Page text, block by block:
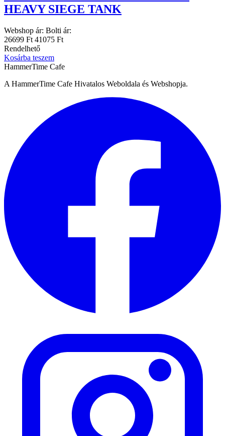
HEAVY SIEGE TANK
Webshop ár: Bolti ár:
26699 Ft 41075 Ft
Rendelhető
Kosárba teszem
HammerTime Cafe
A HammerTime Cafe Hivatalos Weboldala és Webshopja.